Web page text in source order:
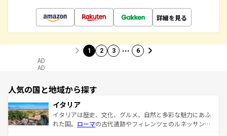
詳細を見る
1 2 3 … 6
AD
AD
人気の国と地域から探す
イタリア
イタリアは歴史、文化、グルメ、自然と多彩な魅力にあふ
れた国。 ローマの古代遺跡やフィレンツェのルネッサンス